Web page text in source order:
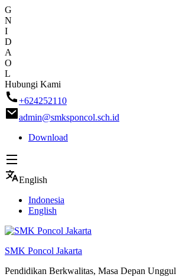
G
N
I
D
A
O
L
Skip
to
content
Hubungi Kami
+624252110
admin@smksponcol.sch.id
Download
English
Indonesia
English
SMK Poncol Jakarta
Pendidikan Berkwalitas, Masa Depan Unggul